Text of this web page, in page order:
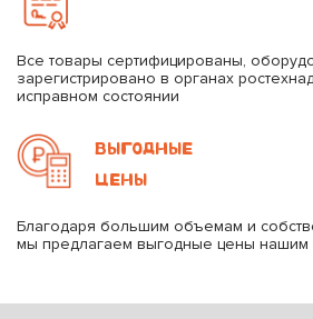
Все товары сертифицированы,
зарегистрировано в органах
исправном состоянии
ВЫГОДНЫЕ
ЦЕНЫ
Благодаря большим объемам и
мы предлагаем выгодные цены нашим